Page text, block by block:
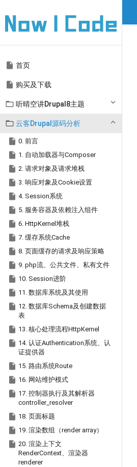
内
Main
navigation
 首页
 购买及下载
 听晴空讲Drupal8主题
 云客Drupal源码分析
 0. 前言
 1. 自动加载器与Composer
 2. 请求对象及请求堆栈
 3. 响应对象及Cookie设置
 4. Session系统
 5. 服务容器及依赖注入组件
 6. HttpKernel堆栈
 7. 缓存系统Cache
 8. 页面缓存的请求及响应策略
 9. php流、公共文件、私有文件
 10. Session进阶
 11. 数据库系统及其使用
 12. 数据库Schema及创建数据
表
 13. 核心处理流程HttpKernel
 14. 认证Authentication系统、认
证提供器
 15. 路由系统Route
 16. 网站维护模式
 17. 控制器执行及其解析器
controller_resolver
 18. 页面标题
 19. 渲染数组（render array）
 20. 渲染上下文
RenderContext、渲染器
renderer